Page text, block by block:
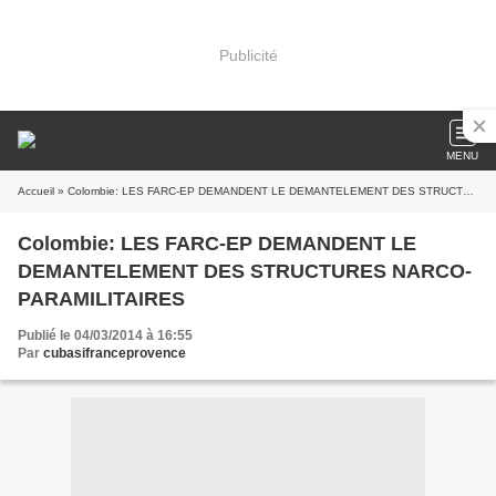
Publicité
MENU
Accueil » Colombie: LES FARC-EP DEMANDENT LE DEMANTELEMENT DES STRUCTURES NARCO-PARAMILITAIRES
Colombie: LES FARC-EP DEMANDENT LE
DEMANTELEMENT DES STRUCTURES NARCO-
PARAMILITAIRES
Publié le 04/03/2014 à 16:55
Par cubasifranceprovence